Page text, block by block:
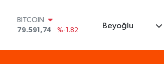
BITCOIN
79.591,74
%-1.82
45,43620
%0.02
Beyoğlu